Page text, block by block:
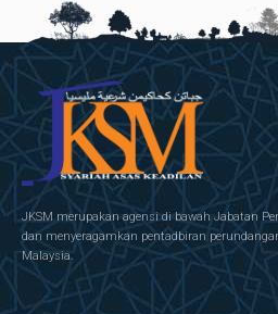
JKSM merupakan agensi di bawah Jabatan
dan menyeragamkan pentadbiran
Malaysia.